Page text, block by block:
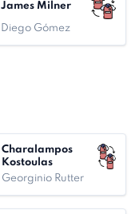
James Milner
Diego Gómez
Charalampos
Kostoulas
Georginio Rutter